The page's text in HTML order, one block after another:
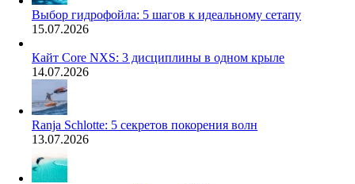
Выбор гидрофойла: 5 шагов к идеальному сетапу
15.07.2026
Кайт Core NXS: 3 дисциплины в одном крыле
14.07.2026
Ranja Schlotte: 5 секретов покорения волн
13.07.2026